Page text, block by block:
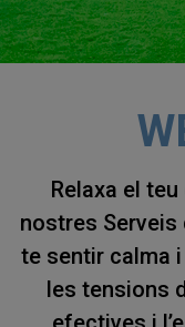
Relaxa el
nostres Serveis
te sentir calma
les tensions